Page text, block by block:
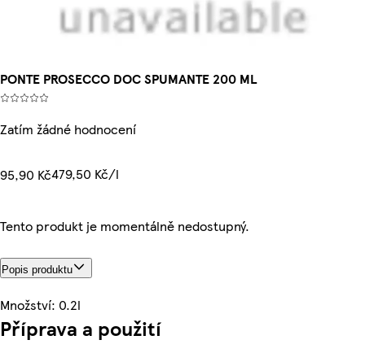
PONTE PROSECCO DOC SPUMANTE 200 ML
Zatím žádné hodnocení
95,90 Kč479,50 Kč/l
Tento produkt je momentálně nedostupný.
Popis produktu
Množství: 0.2l
Příprava a použití